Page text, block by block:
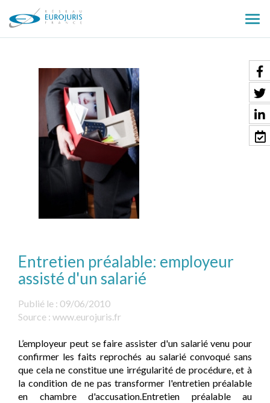
le
Entretien préalable: employeur
assisté d'un salarié
Publié le : 09/06/2010
Source : www.eurojuris.fr
L’employeur peut se faire assister d'un salarié venu pour
confirmer les faits reprochés au salarié convoqué sans
que cela ne constitue une irrégularité de procédure, et à
la condition de ne pas transformer l'entretien préalable
en chambre d'accusation.Entretien préalable au